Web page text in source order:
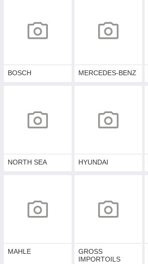
BOSCH MERCEDES-BENZ
NORTH SEA HYUNDAI
MAHLE
GROSS
IMPORTOILS